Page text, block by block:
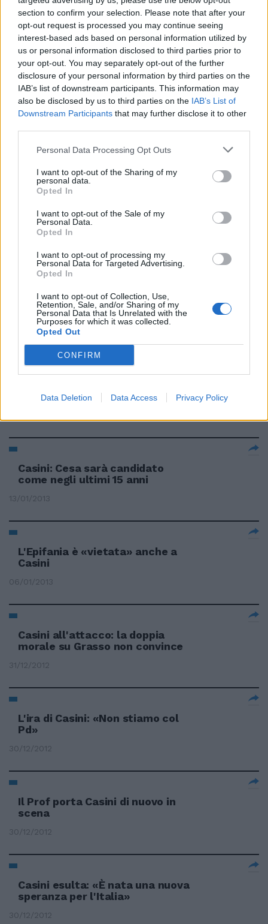
section to confirm your selection. Please note that after your
opt-out request is processed you may continue seeing
interest-based ads based on personal information utilized by
us or personal information disclosed to third parties prior to
your opt-out. You may separately opt-out of the further
disclosure of your personal information by third parties on the
IAB’s list of downstream participants. This information may
also be disclosed by us to third parties on the IAB’s List of
Downstream Participants that may further disclose it to other
Personal Data Processing Opt Outs
I want to opt-out of the Sharing of my
personal data.
Opted In
I want to opt-out of the Sale of my
Personal Data.
Opted In
I want to opt-out of processing my
Personal Data for Targeted Advertising.
Opted In
I want to opt-out of Collection, Use,
Retention, Sale, and/or Sharing of my
Personal Data that Is Unrelated with the
Purposes for which it was collected.
Opted Out
CONFIRM
Data Deletion Data Access Privacy Policy
15/09/2019
IN BARCA
Vacanza d'amore per Casini con
la fidanzata colombiana sosia
della Carfagna
10/09/2017
Casini: Con Monti scelta
sbagliata
07/04/2013
Monti e Casini separati in casa
28/01/2013
Il Codacons contro l'Udc e Casini
27/01/2013
Ferdinando Casini.
Casini: Cesa sarà candidato
come negli ultimi 15 anni
13/01/2013
L'Epifania è «vietata» anche a
Casini
06/01/2013
Casini all'attacco: la doppia
morale su Grasso non convince
31/12/2012
L'ira di Casini: «Non stiamo col
Pd»
30/12/2012
Il Prof porta Casini di nuovo in
scena
30/12/2012
Casini esulta: «È nata una nuova
speranza per l'Italia»
30/12/2012